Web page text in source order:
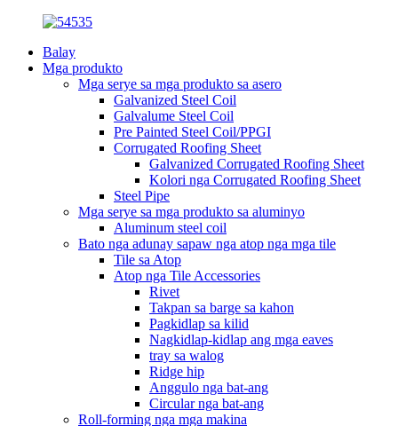
Balay
Mga produkto
Mga serye sa mga produkto sa asero
Galvanized Steel Coil
Galvalume Steel Coil
Pre Painted Steel Coil/PPGI
Corrugated Roofing Sheet
Galvanized Corrugated Roofing Sheet
Kolori nga Corrugated Roofing Sheet
Steel Pipe
Mga serye sa mga produkto sa aluminyo
Aluminum steel coil
Bato nga adunay sapaw nga atop nga mga tile
Tile sa Atop
Atop nga Tile Accessories
Rivet
Takpan sa barge sa kahon
Pagkidlap sa kilid
Nagkidlap-kidlap ang mga eaves
tray sa walog
Ridge hip
Anggulo nga bat-ang
Circular nga bat-ang
Roll-forming nga mga makina